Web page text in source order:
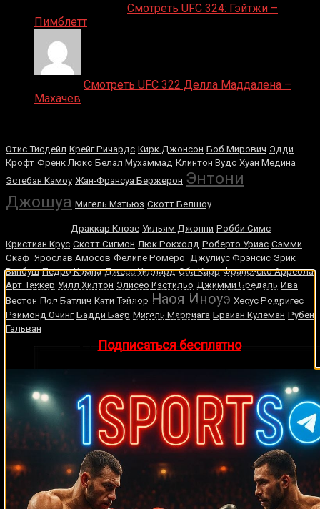
Смотреть UFC 324: Гэйтжи –
Пимблетт
Смотреть UFC 322 Делла Маддалена –
Махачев
Отис Тисдейл Крейг Ричардс Кирк Джонсон Боб Мирович Эдди
Крофт Френк Люкс Белал Мухаммад Клинтон Вудс Хуан Медина
Эстебан Камоу Жан-Франсуа Бержерон Энтони
Джошуа Мигель Мэтьюз Скотт Белшоу
Драккар Клозе Уильям Джоппи Робби Симс
Кристиан Крус Скотт Сигмон Люк Рокхолд Роберто Уриас Сэмми
Скаф Ярослав Амосов Фелипе Ромеро Джулиус Фрэнсис Эрик
Винбуш Педро Кампа Джесс Уиллард Оба Карр Франсиско Арреола
Арт Таккер Уилл Хилтон Элисео Кастильо Джимми Бредаль Ива
Вестон Пол Батлин Кэти Тэйлор Наоя Иноуэ Хесус Родригес
Рэймонд Очинг Бадди Баер Мигель Марриага Брайан Кулеман Рубен
Гальван
🔥 Хочешь зарабатывать на спорте?
Подписывайся на наш Telegram-канал1Sports —
прогнозы на единоборства и другие виды спорта
каждый день!
Подписаться бесплатно